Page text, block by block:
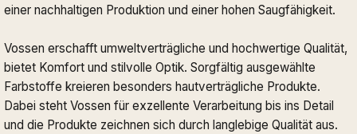
einer nachhaltigen Produktion und einer hohen Saugfähigkeit.
Vossen erschafft umweltverträgliche und hochwertige Qualität,
bietet Komfort und stilvolle Optik. Sorgfältig ausgewählte
Farbstoffe kreieren besonders hautverträgliche Produkte.
Dabei steht Vossen für exzellente Verarbeitung bis ins Detail
und die Produkte zeichnen sich durch langlebige Qualität aus.